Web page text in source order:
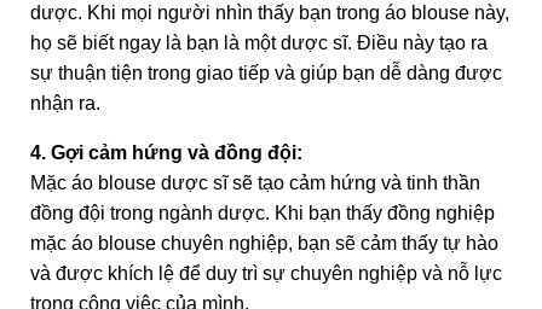
dược. Khi mọi người nhìn thấy bạn trong áo blouse này,
họ sẽ biết ngay là bạn là một dược sĩ. Điều này tạo ra
sự thuận tiện trong giao tiếp và giúp bạn dễ dàng được
nhận ra.
4. Gợi cảm hứng và đồng đội:
Mặc áo blouse dược sĩ sẽ tạo cảm hứng và tinh thần
đồng đội trong ngành dược. Khi bạn thấy đồng nghiệp
mặc áo blouse chuyên nghiệp, bạn sẽ cảm thấy tự hào
và được khích lệ để duy trì sự chuyên nghiệp và nỗ lực
trong công việc của mình.